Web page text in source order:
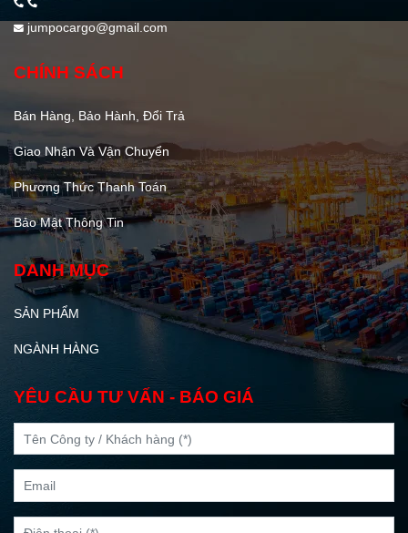
jumpocargo@gmail.com
CHÍNH SÁCH
Bán Hàng, Bảo Hành, Đổi Trả
Giao Nhận Và Vận Chuyển
Phương Thức Thanh Toán
Bảo Mật Thông Tin
DANH MỤC
SẢN PHẨM
NGÀNH HÀNG
YÊU CẦU TƯ VẤN - BÁO GIÁ